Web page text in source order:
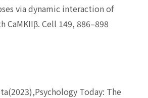
via dynamic interaction of
CaMKIIβ. Cell 149, 886–898
Today: The